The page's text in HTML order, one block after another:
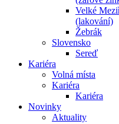
Velké
(lakování)
Žebrák
Slovensko
Sereď
Kariéra
Volná místa
Kariéra
Kariéra
Novinky
Aktuality